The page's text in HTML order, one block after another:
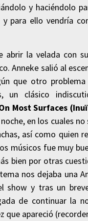
y haciéndolo
para ello vendría
la velada con
Anneke salió al
que otro
un clásico
Most Surfaces
en los cuales
así como quien
músicos fue muy
bien por otras
nos dejaba una
show y tras un
de continuar la
que apareció